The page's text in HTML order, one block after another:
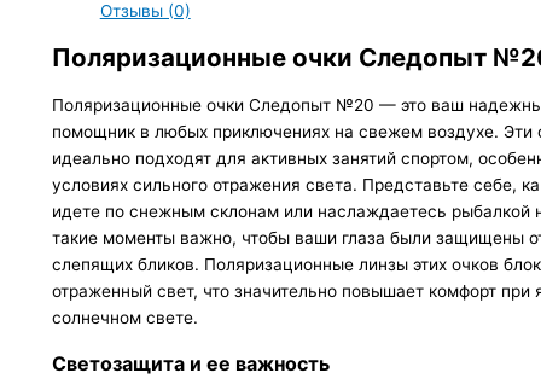
Отзывы (0)
Поляризационные очки Следопыт
Поляризационные очки Следопыт №20 — это ваш
помощник в любых приключениях на свежем воздухе. Эти
идеально подходят для активных занятий спортом,
условиях сильного отражения света. Представьте себе,
идете по снежным склонам или наслаждаетесь рыбалкой
такие моменты важно, чтобы ваши глаза были защищены
слепящих бликов. Поляризационные линзы этих очков
отраженный свет, что значительно повышает комфорт при
солнечном свете.
Светозащита и ее важность